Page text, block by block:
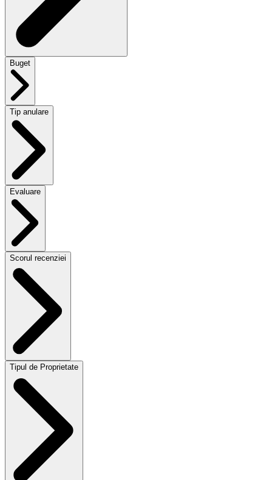
Buget
Tip anulare
Evaluare
Scorul recenziei
Tipul de Proprietate